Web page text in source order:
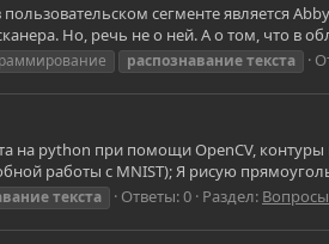
сегменте является
Но, речь не о ней. А о том, что в
распознаваниетекста
на python при помощи OpenCV,
работы с MNIST); Я рисую
текста Ответы: 0 Раздел: